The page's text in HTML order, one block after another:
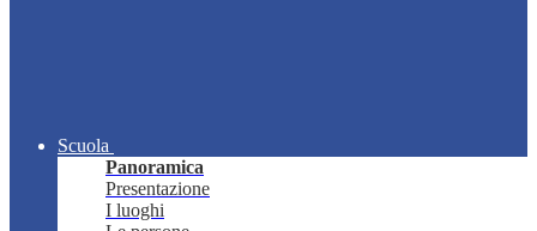
Scuola
Panoramica
Presentazione
I luoghi